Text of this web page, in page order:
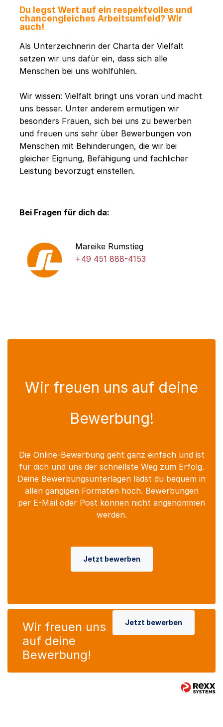
Du legst Wert auf ein respektvolles und
chancengleiches Arbeitsumfeld? Wir
auch!
Als Unterzeichnerin der Charta der Vielfalt
setzen wir uns dafür ein, dass sich alle
Menschen bei uns wohlfühlen.
Wir wissen: Vielfalt bringt uns voran und macht
uns besser. Unter anderem ermutigen wir
besonders Frauen, sich bei uns zu bewerben
und freuen uns sehr über Bewerbungen von
Menschen mit Behinderungen, die wir bei
gleicher Eignung, Befähigung und fachlicher
Leistung bevorzugt einstellen.
Bei Fragen für dich da:
Mareike Rumstieg
+49 451 888-4153
Wir freuen uns auf deine
Bewerbung!
Die Online-Bewerbung geht ganz einfach und ist
für dich und uns der schnellste Weg zum Erfolg.
Deine Bewerbungsunterlagen lädst du bequem in
allen gängigen Formaten hoch. Bewerbungen
per E-Mail oder Post können nicht angenommen
werden.
Jetzt bewerben
Wir freuen uns
auf deine
Bewerbung!
Jetzt bewerben